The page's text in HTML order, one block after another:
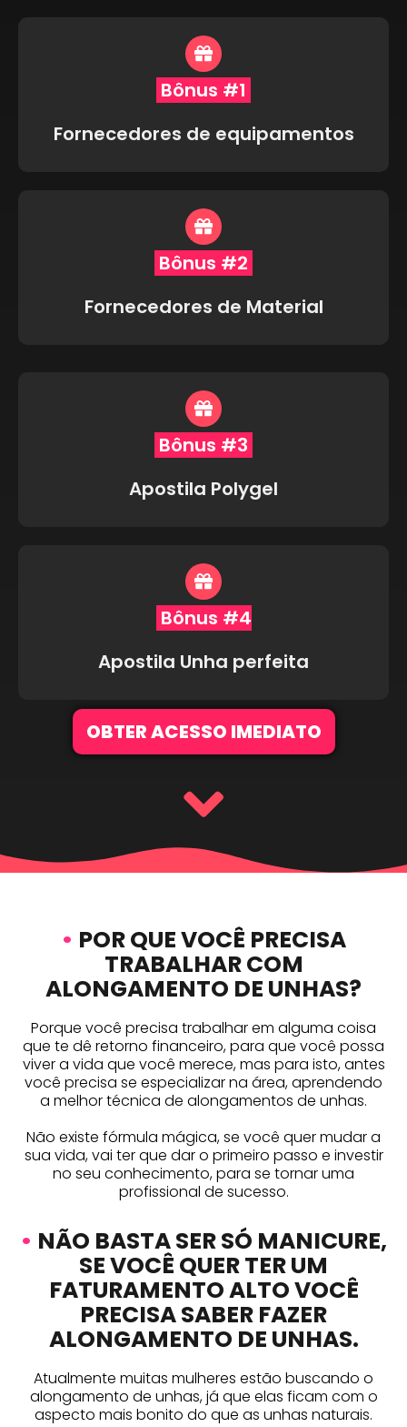
Bônus #1
Fornecedores de equipamentos
Bônus #2
Fornecedores de Material
Bônus #3
Apostila Polygel
Bônus #4
Apostila Unha perfeita
OBTER ACESSO IMEDIATO
• POR QUE VOCÊ PRECISA
TRABALHAR COM
ALONGAMENTO DE UNHAS?
Porque você precisa trabalhar em alguma coisa
que te dê retorno financeiro, para que você possa
viver a vida que você merece, mas para isto, antes
você precisa se especializar na área, aprendendo
a melhor técnica de alongamentos de unhas.
Não existe fórmula mágica, se você quer mudar a
sua vida, vai ter que dar o primeiro passo e investir
no seu conhecimento, para se tornar uma
profissional de sucesso.
• NÃO BASTA SER SÓ MANICURE,
SE VOCÊ QUER TER UM
FATURAMENTO ALTO VOCÊ
PRECISA SABER FAZER
ALONGAMENTO DE UNHAS.
Atualmente muitas mulheres estão buscando o
alongamento de unhas, já que elas ficam com o
aspecto mais bonito do que as unhas naturais.